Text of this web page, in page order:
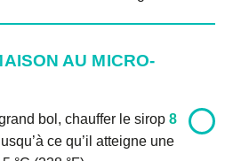
AU MICRO-
bol, chauffer le sirop8
ce qu’il atteigne une